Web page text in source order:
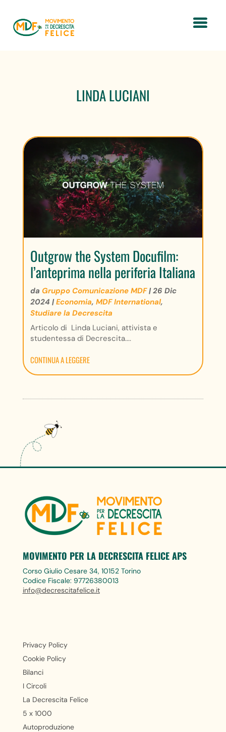
LINDA LUCIANI
Outgrow the System Docufilm:
l’anteprima nella periferia Italiana
da Gruppo Comunicazione MDF|26 Dic
2024 |Economia, MDF International,
Studiare la Decrescita
Articolo di Linda Luciani, attivista e
studentessa di Decrescita....
CONTINUA A LEGGERE
MOVIMENTO PER LA DECRESCITA FELICE APS
Corso Giulio Cesare 34, 10152 Torino
Codice Fiscale: 97726380013
info@decrescitafelice.it
Privacy Policy
Cookie Policy
Bilanci
I Circoli
La Decrescita Felice
5 x 1000
Autoproduzione